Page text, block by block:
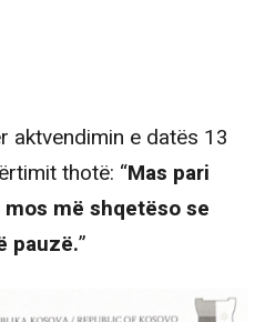
aktvendimin e datës 13
thotë: “Mas pari
më shqetëso se
pauzë.”